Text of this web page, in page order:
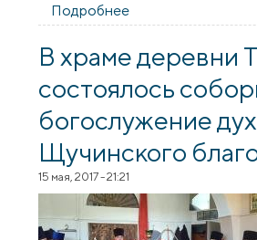
Подробнее
состоялось
священников
В храме деревни
состоялось
богослужение
Щучинского
15 мая, 2017 - 21:21